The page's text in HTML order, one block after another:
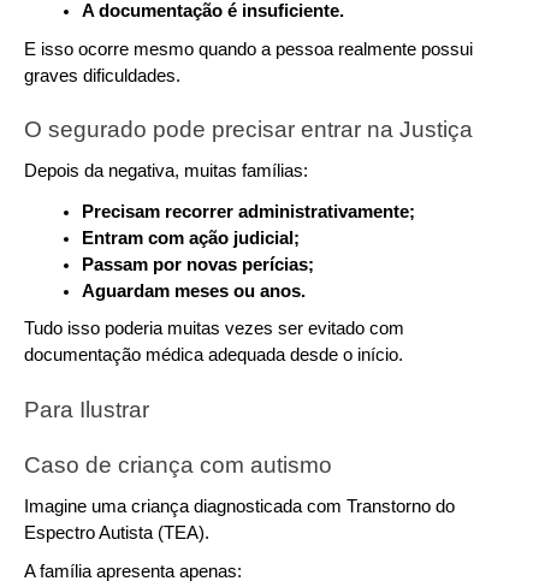
A documentação é insuficiente.
E isso ocorre mesmo quando a pessoa realmente possui
graves dificuldades.
O segurado pode precisar entrar na Justiça
Depois da negativa, muitas famílias:
Precisam recorrer administrativamente;
Entram com ação judicial;
Passam por novas perícias;
Aguardam meses ou anos.
Tudo isso poderia muitas vezes ser evitado com
documentação médica adequada desde o início.
Para Ilustrar
Caso de criança com autismo
Imagine uma criança diagnosticada com Transtorno do
Espectro Autista (TEA).
A família apresenta apenas: